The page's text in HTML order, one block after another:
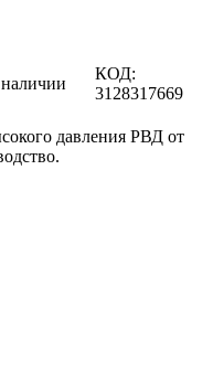
КОД:
3128317669
давления РВД от